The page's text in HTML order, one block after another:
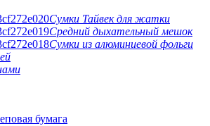
Сумки Тайвек для жатки
Средний дыхательный мешок
Сумки из алюминиевой фольги
бумага